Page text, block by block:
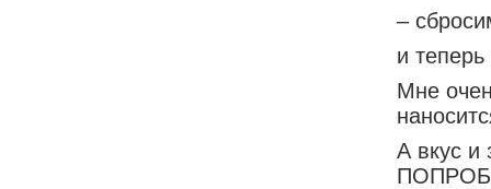
–
и
Мне
А вкус и